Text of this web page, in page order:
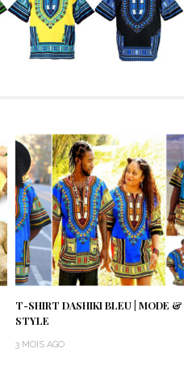
T-SHIRT DASHIKI BLEU | MODE &
STYLE
3 MOIS AGO